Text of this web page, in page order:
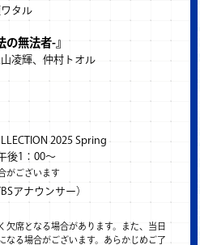
タル
無法者-』
凌輝、仲村トオル
2025 Spring
後1：00～
がございます
アナウンサー）
席となる場合があります。また、当日
なる場合がございます。あらかじめご了